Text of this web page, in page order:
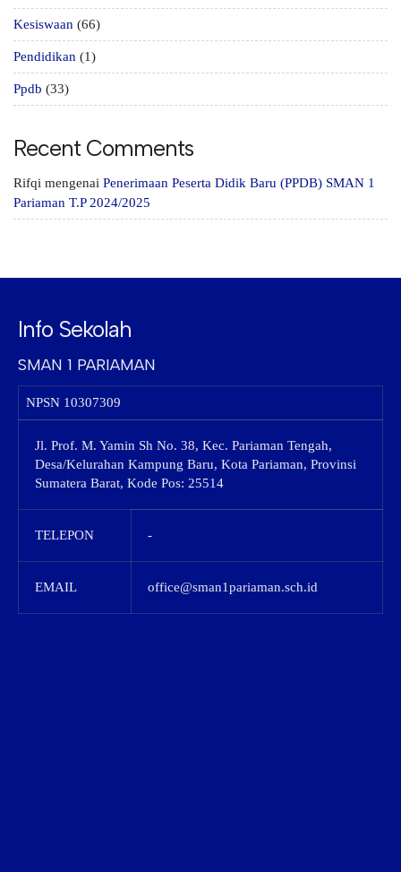
Kesiswaan (66)
Pendidikan (1)
Ppdb (33)
Recent Comments
Rifqi mengenai Penerimaan Peserta Didik Baru (PPDB) SMAN 1
Pariaman T.P 2024/2025
Info Sekolah
SMAN 1 PARIAMAN
NPSN 10307309
Jl. Prof. M. Yamin Sh No. 38, Kec. Pariaman Tengah,
Desa/Kelurahan Kampung Baru, Kota Pariaman, Provinsi
Sumatera Barat, Kode Pos: 25514
TELEPON -
EMAIL office@sman1pariaman.sch.id